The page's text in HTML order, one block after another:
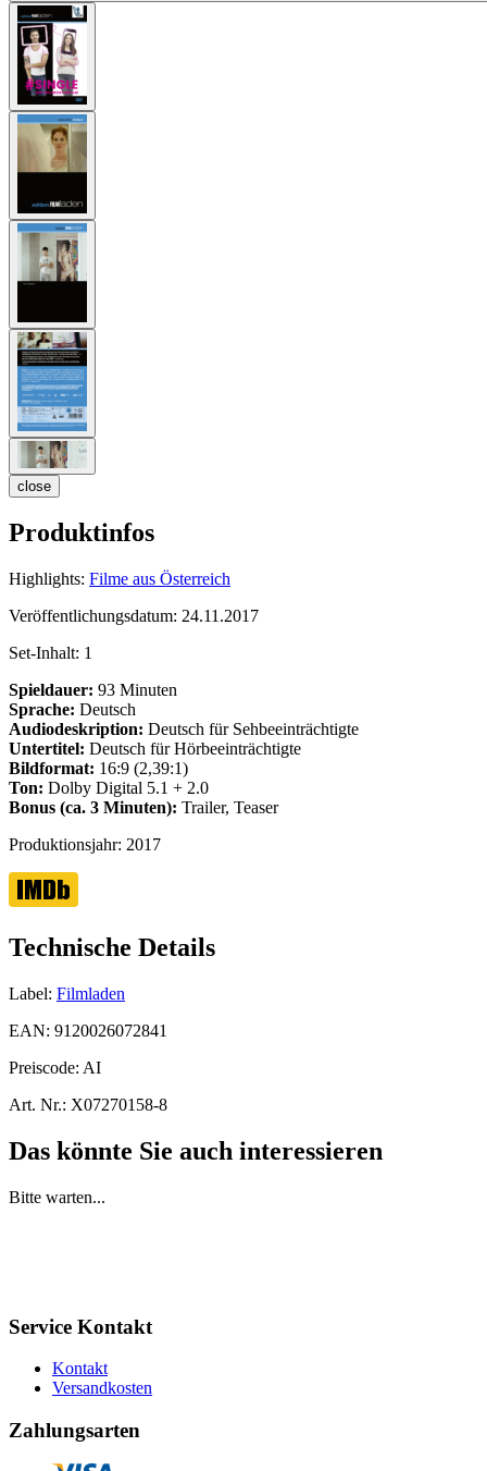
close
Produktinfos
Highlights: Filme aus Österreich
Veröffentlichungsdatum: 24.11.2017
Set-Inhalt: 1
Spieldauer: 93 Minuten
Sprache: Deutsch
Audiodeskription: Deutsch für Sehbeeinträchtigte
Untertitel: Deutsch für Hörbeeinträchtigte
Bildformat: 16:9 (2,39:1)
Ton: Dolby Digital 5.1 + 2.0
Bonus (ca. 3 Minuten): Trailer, Teaser
Produktionsjahr: 2017
Technische Details
Label: Filmladen
EAN: 9120026072841
Preiscode: AI
Art. Nr.: X07270158-8
Das könnte Sie auch interessieren
Bitte warten...
Service Kontakt
Kontakt
Versandkosten
Zahlungsarten